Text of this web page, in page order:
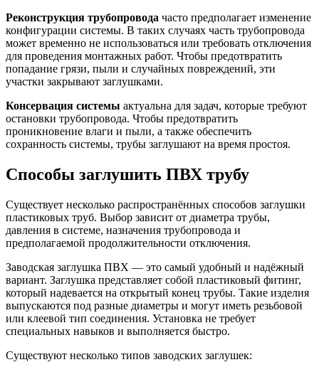
Реконструкция трубопровода часто предполагает изменение
конфигурации системы. В таких случаях часть трубопровода
может временно не использоваться или требовать отключения
для проведения монтажных работ. Чтобы предотвратить
попадание грязи, пыли и случайных повреждений, эти
участки закрывают заглушками.
Консервация системы актуальна для задач, которые требуют
остановки трубопровода. Чтобы предотвратить
проникновение влаги и пыли, а также обеспечить
сохранность системы, трубы заглушают на время простоя.
Способы заглушить ПВХ трубу
Существует несколько распространённых способов заглушки
пластиковых труб. Выбор зависит от диаметра трубы,
давления в системе, назначения трубопровода и
предполагаемой продолжительности отключения.
Заводская заглушка ПВХ — это самый удобный и надёжный
вариант. Заглушка представляет собой пластиковый фитинг,
который надевается на открытый конец трубы. Такие изделия
выпускаются под разные диаметры и могут иметь резьбовой
или клеевой тип соединения. Установка не требует
специальных навыков и выполняется быстро.
Существуют несколько типов заводских заглушек: